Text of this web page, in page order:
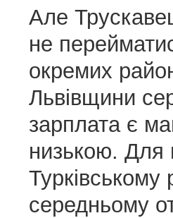
Але
не
окремих
Львівщини
зарплата є
низькою. Для
середньому